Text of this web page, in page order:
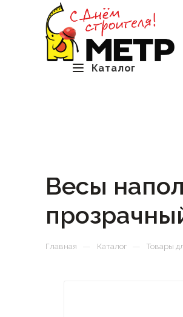
Каталог
Весы
Главная — Каталог — Товары